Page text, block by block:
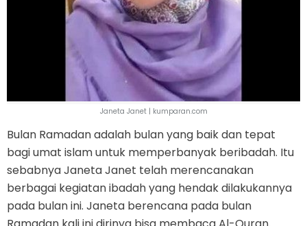
Janeta Janet | kumparan.com
Bulan Ramadan adalah bulan yang baik dan tepat
bagi umat islam untuk memperbanyak beribadah. Itu
sebabnya Janeta Janet telah merencanakan
berbagai kegiatan ibadah yang hendak dilakukannya
pada bulan ini. Janeta berencana pada bulan